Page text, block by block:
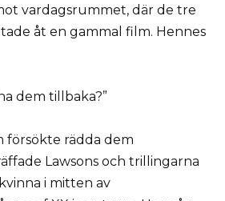
vardagsrummet, där de tre
åt en gammal film. Hennes
dem tillbaka?”
försökte rädda dem
Lawsons och trillingarna
i mitten av